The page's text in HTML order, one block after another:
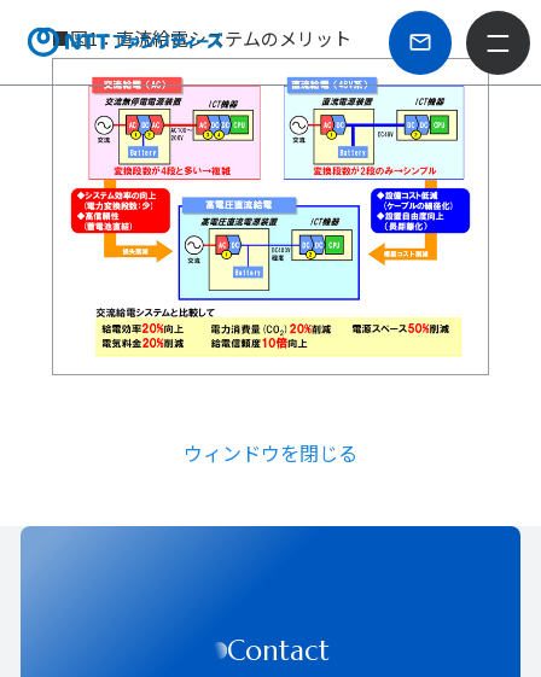
■図1：直流給電システムのメリット
ウィンドウを閉じる
Contact